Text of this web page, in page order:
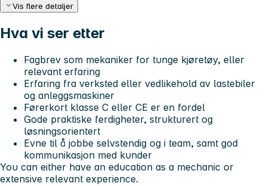
Vis flere detaljer
Hva vi ser etter
Fagbrev som mekaniker for tunge kjøretøy, eller
relevant erfaring
Erfaring fra verksted eller vedlikehold av lastebiler
og anleggsmaskiner
Førerkort klasse C eller CE er en fordel
Gode praktiske ferdigheter, strukturert og
løsningsorientert
Evne til å jobbe selvstendig og i team, samt god
kommunikasjon med kunder
You can either have an education as a mechanic or
extensive relevant experience.